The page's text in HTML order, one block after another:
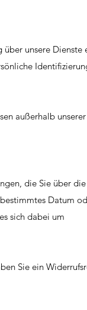
über unsere
außerhalb
die Sie über
Datum
sich dabei um
Sie ein